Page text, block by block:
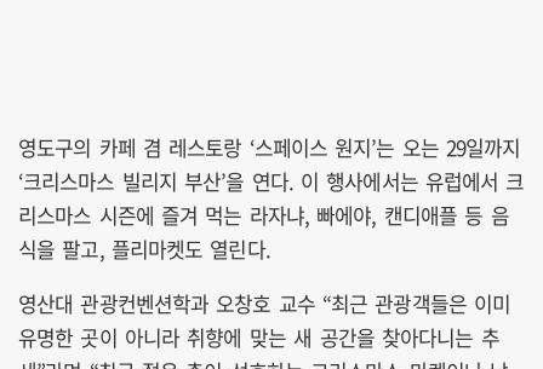
영도구의 카페 겸 레스토랑 ‘스페이스 원지’는 오는 29일까지
‘크리스마스 빌리지 부산’을 연다. 이 행사에서는 유럽에서 크
리스마스 시즌에 즐겨 먹는 라자냐, 빠에야, 캔디애플 등 음
식을 팔고, 플리마켓도 열린다.
영산대 관광컨벤션학과 오창호 교수 “최근 관광객들은 이미
유명한 곳이 아니라 취향에 맞는 새 공간을 찾아다니는 추